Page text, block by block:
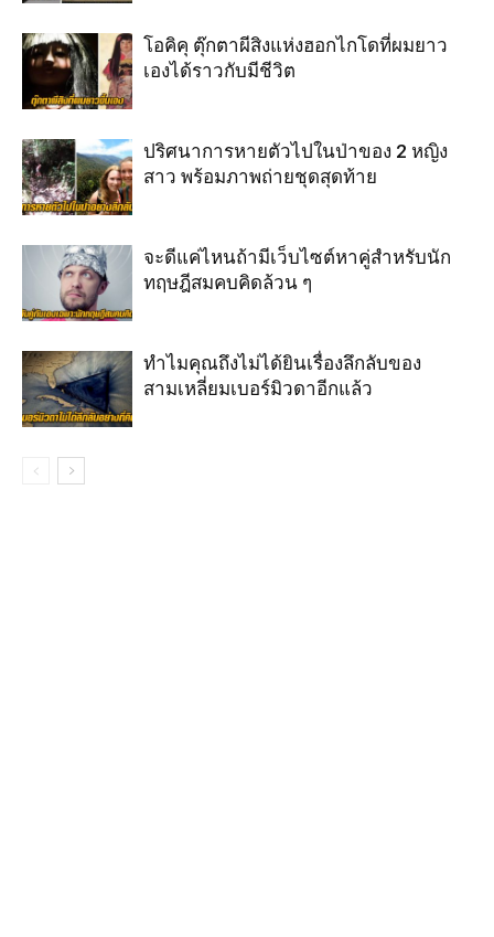
โอคิคุ ตุ๊กตาผีสิงแห่งฮอกไกโดที่ผมยาว
เองได้ราวกับมีชีวิต
ปริศนาการหายตัวไปในป่าของ 2 หญิง
สาว พร้อมภาพถ่ายชุดสุดท้าย
จะดีแค่ไหนถ้ามีเว็บไซต์หาคู่สำหรับนัก
ทฤษฎีสมคบคิดล้วน ๆ
ทำไมคุณถึงไม่ได้ยินเรื่องลึกลับของ
สามเหลี่ยมเบอร์มิวดาอีกแล้ว